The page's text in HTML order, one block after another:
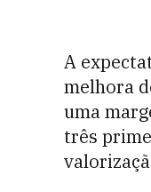
A
melhora
uma
três